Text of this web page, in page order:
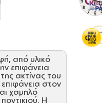
από υλικό
επιφάνεια
ακτίνας του
στον
χαμηλό
Η